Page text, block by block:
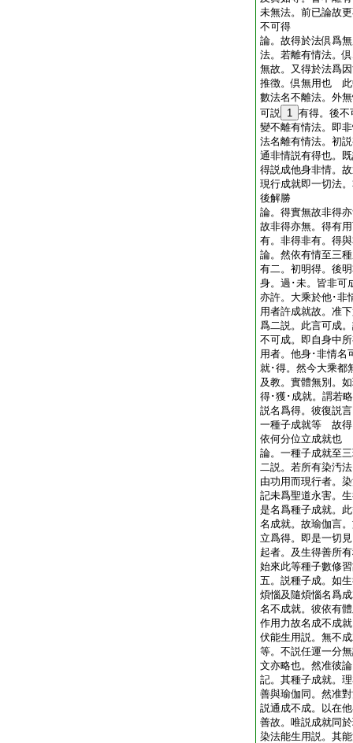
未無法。前已論故
不可得
論。故得於法倶爲
法。若離有情法。
無故。又得於法爲
推徴。倶無用也 此
數法名不離法。外
可説 1 有得。後不
變不離有情法。即
法名離有情法。初
通非情説有得也。
得説成他身非情。
現行成就即一切法
後解勝
論。得實無故非得
故非得亦無。得有
有。非得非有。得
論。然依有情至三
有二。初明得。後
身。過･未。皆非可
亦許。大乘於他･非
用者許成就故。准
爲二説。此言可成
不可成。即自身中
用者。他身･非情名
就･得。然今大乘都
及教。實體無別。
得･獲･成就。謂若
説名爲得。彼復説
一種子成就等 故
依何分位立成就也
論。一種子成就至
二説。若所有染汚
由功用而現行者。
記未爲聖道永害。
是名爲種子成就。
名成就。故瑜伽言
立爲得。即是一切
起者。及生得善所
始來此等種子數修
五。説種子成。如
煩惱及隨煩惱名爲
名不成就。彼依有
作用力故名成不成
伏能生用説。無不
等。不説任運一分
文亦略也。然准彼
記。其種子成就。
善與瑜伽同。然准
説通成不成。以在
善故。唯説成就同
染法能生用説。其